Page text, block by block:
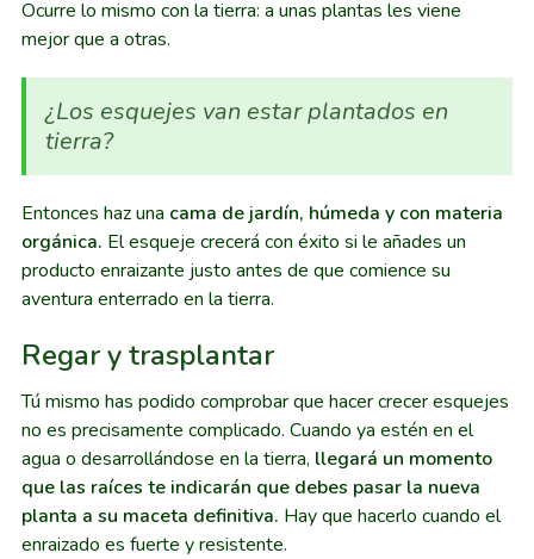
Ocurre lo mismo con la tierra: a unas plantas les viene
mejor que a otras.
¿Los esquejes van estar plantados en
tierra?
Entonces haz una cama de jardín, húmeda y con materia
orgánica. El esqueje crecerá con éxito si le añades un
producto enraizante justo antes de que comience su
aventura enterrado en la tierra.
Regar y trasplantar
Tú mismo has podido comprobar que hacer crecer esquejes
no es precisamente complicado. Cuando ya estén en el
agua o desarrollándose en la tierra, llegará un momento
que las raíces te indicarán que debes pasar la nueva
planta a su maceta definitiva. Hay que hacerlo cuando el
enraizado es fuerte y resistente.